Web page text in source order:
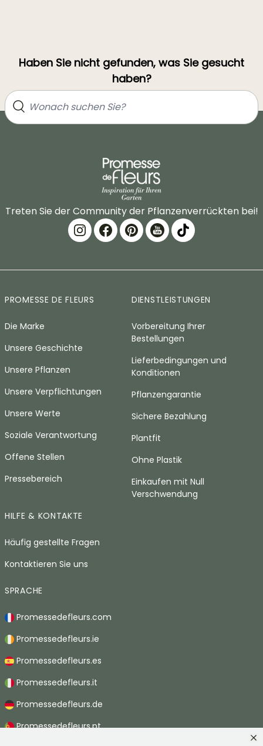
Haben Sie nicht gefunden, was Sie gesucht
haben?
Treten Sie der Community der Pflanzenverrückten bei!
PROMESSE DE FLEURS
Die Marke
Unsere Geschichte
Unsere Pflanzen
Unsere Verpflichtungen
Unsere Werte
Soziale Verantwortung
Offene Stellen
Pressebereich
DIENSTLEISTUNGEN
Vorbereitung Ihrer
Bestellungen
Lieferbedingungen und
Konditionen
Pflanzengarantie
Sichere Bezahlung
Plantfit
Ohne Plastik
Einkaufen mit Null
Verschwendung
HILFE & KONTAKTE
Häufig gestellte Fragen
Kontaktieren Sie uns
SPRACHE
Promessedefleurs.com
Promessedefleurs.ie
Promessedefleurs.es
Promessedefleurs.it
Promessedefleurs.de
Promessedefleurs.pt